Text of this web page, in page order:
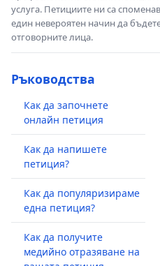
услуга. Петициите ни са
един невероятен начин да
отговорните лица.
Ръководства
Как да започнете
онлайн петиция
Как да напишете
петиция?
Как да популяризираме
една петиция?
Как да получите
медийно отразяване на